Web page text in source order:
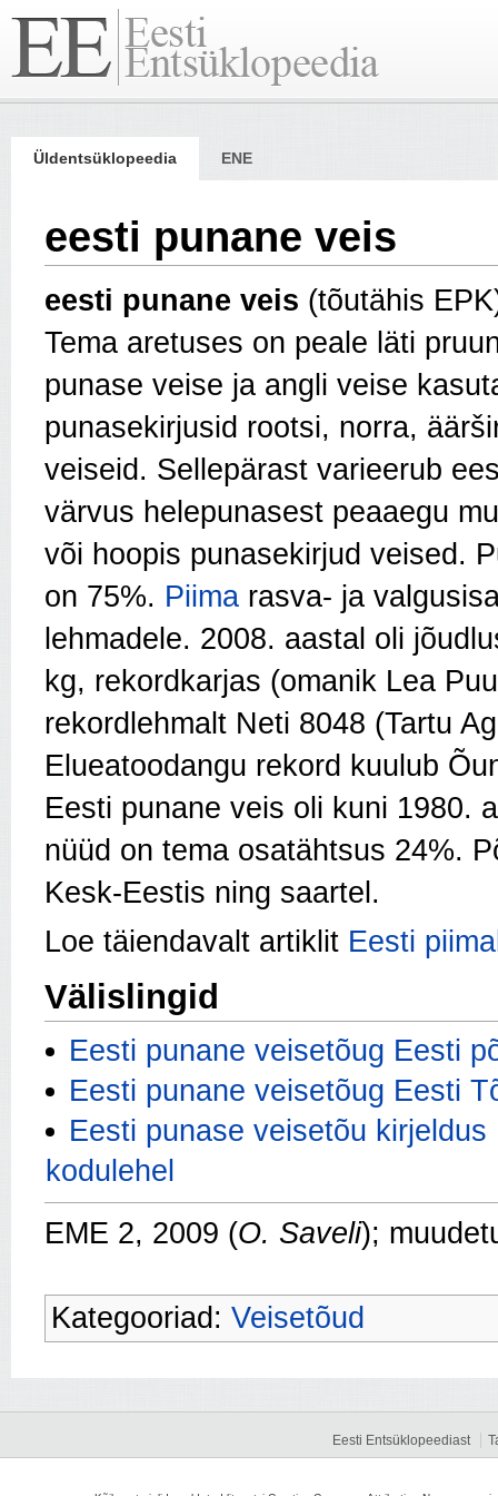
Üldentsüklopeedia ENE
eesti punane veis
eesti punane veis (tõutähis
Tema aretuses on peale läti
punase veise ja angli veise
punasekirjusid rootsi, norra,
veiseid. Selle­pärast varieerub
värvus helepunasest peaaegu
või hoopis punasekirjud veised.
on 75%. Piima rasva- ja
lehmadele. 2008. aastal oli
kg, rekordkarjas (omanik Lea
rekordlehmalt Neti 8048 (Tartu
Elueatoodangu rekord kuulub
Eesti punane veis oli kuni 1980.
nüüd on tema osatäht­sus 24%.
Kesk-Eestis ning saartel.
Loe täiendavalt artiklit Eesti
Välislingid
Eesti punane veisetõug Eesti
Eesti punane veisetõug Eesti
Eesti punase veisetõu
kodulehel
EME 2, 2009 (O. Saveli);
Kategooriad: Veisetõud
Eesti Entsüklopeediast